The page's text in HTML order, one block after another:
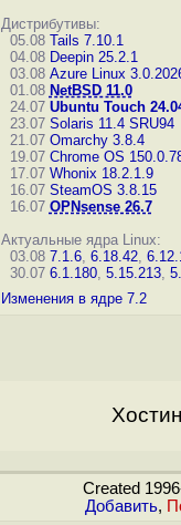
Дистрибутивы:
05.08 Tails 7.10.1
04.08 Deepin 25.2.1
03.08 Azure Linux
01.08 NetBSD 11.0
24.07 Ubuntu Touch
23.07 Solaris 11.4 SRU94
21.07 Omarchy 3.8.4
19.07 Chrome OS
17.07 Whonix 18.2.1.9
16.07 SteamOS 3.8.15
16.07 OPNsense 26.7
Актуальные ядра Linux:
03.08 7.1.6, 6.18.42,
30.07 6.1.180, 5.15.213,
Изменения в ядре 7.2
Created
Добавить,